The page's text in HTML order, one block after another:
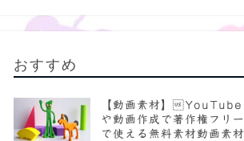
おすすめ
【動画素材】YouTube
や動画作成で著作権フリー
で使える無料素材動画素材